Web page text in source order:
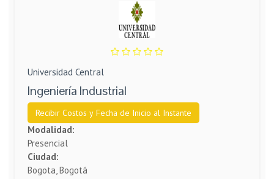
Universidad Central
Ingeniería Industrial
Recibir Costos y Fecha de Inicio al Instante
Modalidad:
Presencial
Ciudad:
Bogota, Bogotá